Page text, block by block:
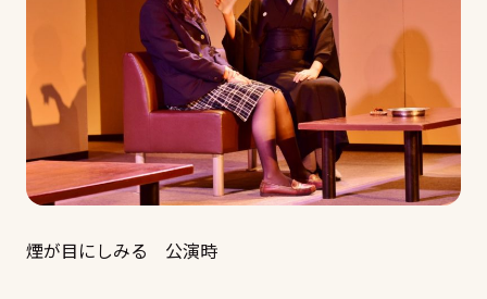
煙が目にしみる 公演時